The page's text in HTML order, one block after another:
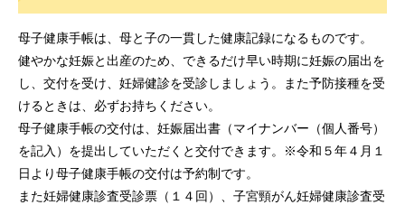
母子健康手帳は、母と子の一貫した健康記録になるものです。
健やかな妊娠と出産のため、できるだけ早い時期に妊娠の届出を
し、交付を受け、妊婦健診を受診しましょう。また予防接種を受
けるときは、必ずお持ちください。
母子健康手帳の交付は、妊娠届出書（マイナンバー（個人番号）
を記入）を提出していただくと交付できます。※令和５年４月１
日より母子健康手帳の交付は予約制です。
また妊婦健康診査受診票（１４回）、子宮頸がん妊婦健康診査受